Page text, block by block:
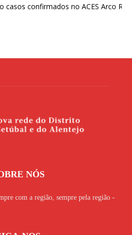
confirmados no ACES Arco
NÓS
com a região, sempre pela região -